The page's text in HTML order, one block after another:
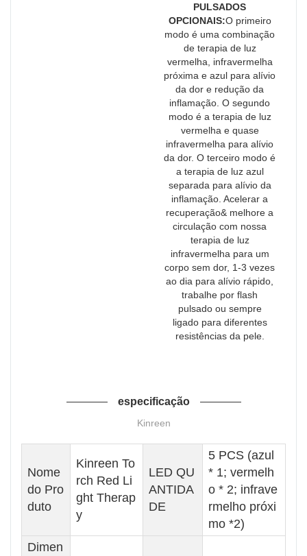
PULSADOS
OPCIONAIS:O primeiro
modo é uma combinação
de terapia de luz
vermelha, infravermelha
próxima e azul para alívio
da dor e redução da
inflamação. O segundo
modo é a terapia de luz
vermelha e quase
infravermelha para alívio
da dor. O terceiro modo é
a terapia de luz azul
separada para alívio da
inflamação. Acelerar a
recuperação& melhore a
circulação com nossa
terapia de luz
infravermelha para um
corpo sem dor, 1-3 vezes
ao dia para alívio rápido,
trabalhe por flash
pulsado ou sempre
ligado para diferentes
resistências da pele.
especificação
Kinreen
Nome
do Pro
duto
Kinreen To
rch Red Li
ght Therap
y
LED QU
ANTIDA
DE
5 PCS (azul
* 1; vermelh
o * 2; infrave
rmelho próxi
mo *2)
Dimen